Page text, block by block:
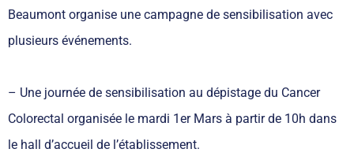
Beaumont organise une campagne de sensibilisation avec
plusieurs événements.
– Une journée de sensibilisation au dépistage du Cancer
Colorectal organisée le mardi 1er Mars à partir de 10h dans
le hall d’accueil de l’établissement.